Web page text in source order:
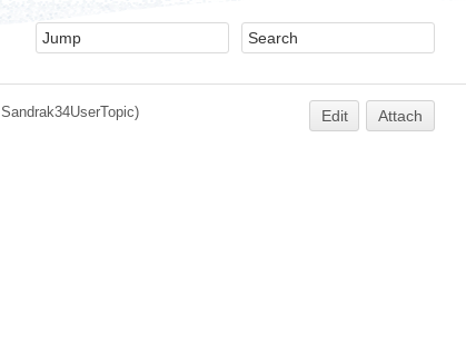
Sandrak34UserTopic) Edit Attach